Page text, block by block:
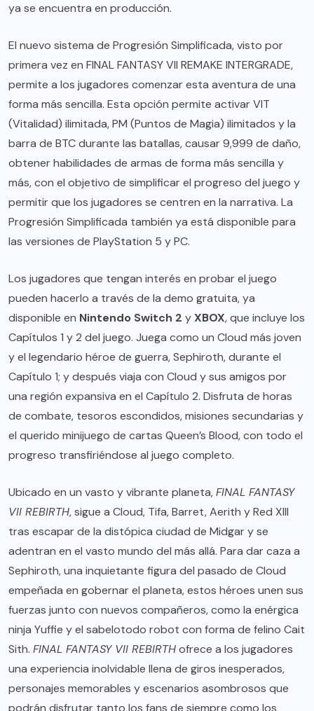
ya se encuentra en producción.
El nuevo sistema de Progresión Simplificada, visto por
primera vez en FINAL FANTASY VII REMAKE INTERGRADE,
permite a los jugadores comenzar esta aventura de una
forma más sencilla. Esta opción permite activar VIT
(Vitalidad) ilimitada, PM (Puntos de Magia) ilimitados y la
barra de BTC durante las batallas, causar 9,999 de daño,
obtener habilidades de armas de forma más sencilla y
más, con el objetivo de simplificar el progreso del juego y
permitir que los jugadores se centren en la narrativa. La
Progresión Simplificada también ya está disponible para
las versiones de PlayStation 5 y PC.
Los jugadores que tengan interés en probar el juego
pueden hacerlo a través de la demo gratuita, ya
disponible en Nintendo Switch 2 yXBOX, que incluye los
Capítulos 1 y 2 del juego. Juega como un Cloud más joven
y el legendario héroe de guerra, Sephiroth, durante el
Capítulo 1; y después viaja con Cloud y sus amigos por
una región expansiva en el Capítulo 2. Disfruta de horas
de combate, tesoros escondidos, misiones secundarias y
el querido minijuego de cartas Queen’s Blood, con todo el
progreso transfiriéndose al juego completo.
Ubicado en un vasto y vibrante planeta,FINAL FANTASY
VII REBIRTH, sigue a Cloud, Tifa, Barret, Aerith y Red XIII
tras escapar de la distópica ciudad de Midgar y se
adentran en el vasto mundo del más allá. Para dar caza a
Sephiroth, una inquietante figura del pasado de Cloud
empeñada en gobernar el planeta, estos héroes unen sus
fuerzas junto con nuevos compañeros, como la enérgica
ninja Yuffie y el sabelotodo robot con forma de felino Cait
Sith. FINAL FANTASY VII REBIRTHofrece a los jugadores
una experiencia inolvidable llena de giros inesperados,
personajes memorables y escenarios asombrosos que
podrán disfrutar tanto los fans de siempre como los